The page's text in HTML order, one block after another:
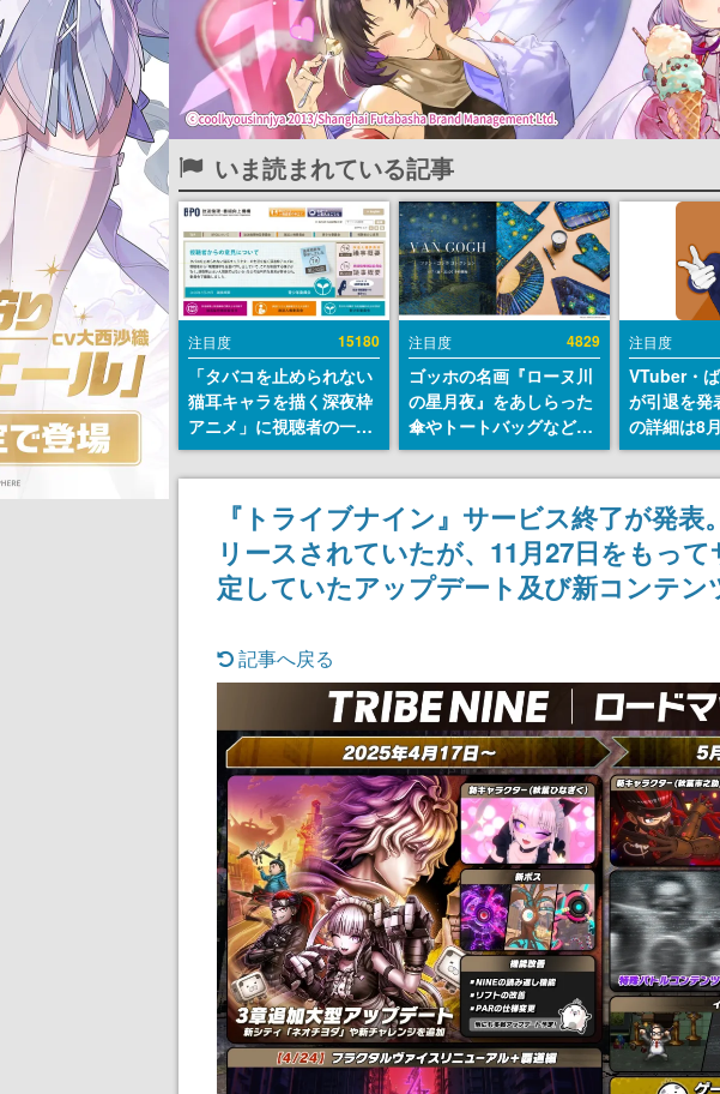
いま読まれている記事
注目度 15180
「タバコを止められない
猫耳キャラを描く深夜枠
アニメ」に視聴者の一部
から批判意見。違法薬物
の使用と思しき描写も含
めて、BPOが議論を交わ
注目度 4829
ゴッホの名画『ローヌ川
の星月夜』をあしらった
傘やトートバッグなどが
登場。8月7日21時より2
日間限定で予約販売
注目度
VTuber・
が引退を発
の詳細は8
の配信で説
『トライブナイン』サービス終了が発表
リースされていたが、11月27日をもっ
定していたアップデート及び新コンテン
記事へ戻る